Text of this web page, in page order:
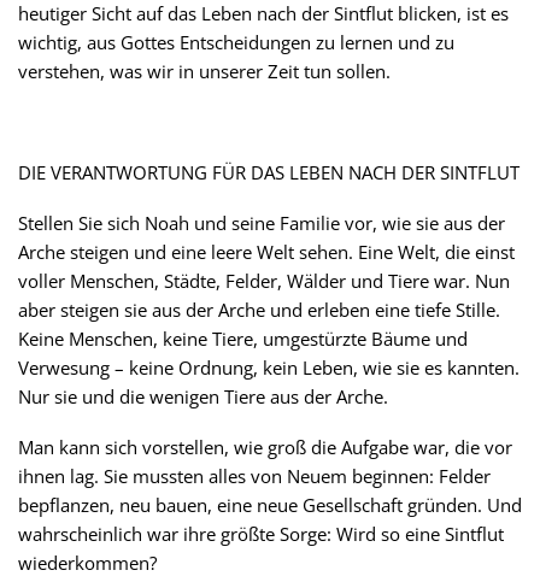
heutiger Sicht auf das Leben nach der Sintflut blicken, ist es
wichtig, aus Gottes Entscheidungen zu lernen und zu
verstehen, was wir in unserer Zeit tun sollen.
DIE VERANTWORTUNG FÜR DAS LEBEN NACH DER SINTFLUT
Stellen Sie sich Noah und seine Familie vor, wie sie aus der
Arche steigen und eine leere Welt sehen. Eine Welt, die einst
voller Menschen, Städte, Felder, Wälder und Tiere war. Nun
aber steigen sie aus der Arche und erleben eine tiefe Stille.
Keine Menschen, keine Tiere, umgestürzte Bäume und
Verwesung – keine Ordnung, kein Leben, wie sie es kannten.
Nur sie und die wenigen Tiere aus der Arche.
Man kann sich vorstellen, wie groß die Aufgabe war, die vor
ihnen lag. Sie mussten alles von Neuem beginnen: Felder
bepflanzen, neu bauen, eine neue Gesellschaft gründen. Und
wahrscheinlich war ihre größte Sorge: Wird so eine Sintflut
wiederkommen?